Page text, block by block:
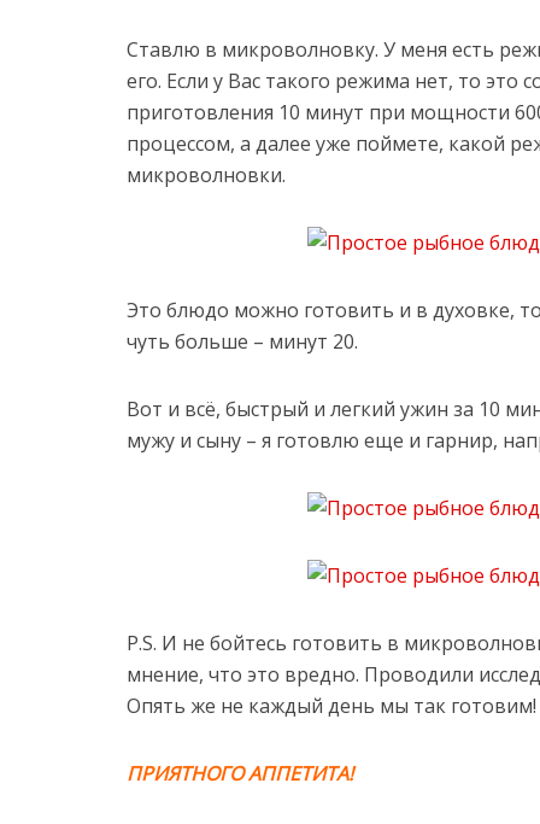
Ставлю в микроволновку. У меня есть
его. Если у Вас такого режима нет, то это
приготовления 10 минут при мощности
процессом, а далее уже поймете, какой
микроволновки.
Это блюдо можно готовить и в духовке,
чуть больше – минут 20.
Вот и всё, быстрый и легкий ужин за 10
мужу и сыну – я готовлю еще и гарнир,
P.S. И не бойтесь готовить в
мнение, что это вредно. Проводили
Опять же не каждый день мы так готовим!
ПРИЯТНОГО АППЕТИТА!